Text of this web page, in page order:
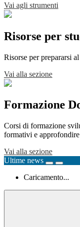
Vai agli strumenti
Risorse per
Risorse per prepararsi
Vai alla sezione
Formazione
Corsi di formazione
formativi e
Vai alla sezione
Ultime news
Caricamento...